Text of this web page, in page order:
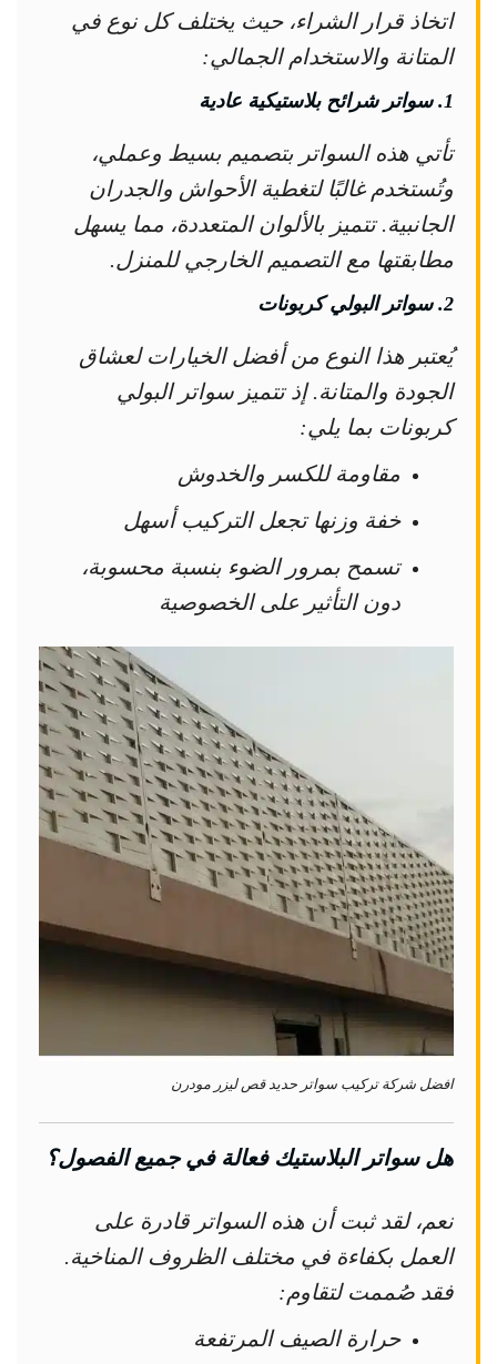
اتخاذ قرار الشراء، حيث يختلف كل نوع في
المتانة والاستخدام الجمالي:
1. سواتر شرائح بلاستيكية عادية
تأتي هذه السواتر بتصميم بسيط وعملي،
وتُستخدم غالبًا لتغطية الأحواش والجدران
الجانبية. تتميز بالألوان المتعددة، مما يسهل
مطابقتها مع التصميم الخارجي للمنزل.
2. سواتر البولي كربونات
يُعتبر هذا النوع من أفضل الخيارات لعشاق
الجودة والمتانة. إذ تتميز سواتر البولي
كربونات بما يلي:
مقاومة للكسر والخدوش
خفة وزنها تجعل التركيب أسهل
تسمح بمرور الضوء بنسبة محسوبة،
دون التأثير على الخصوصية
افضل شركة تركيب سواتر حديد قص ليزر مودرن
هل سواتر البلاستيك فعالة في جميع الفصول؟
نعم، لقد ثبت أن هذه السواتر قادرة على
العمل بكفاءة في مختلف الظروف المناخية.
فقد صُممت لتقاوم:
حرارة الصيف المرتفعة